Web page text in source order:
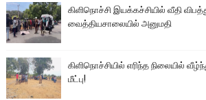
கிளிநொச்சி இயக்கச்சியில் வீதி
வைத்தியசாலையில் அனுமதி
கிளிநொச்சியில் எரிந்த நிலையில்
மீட்பு!